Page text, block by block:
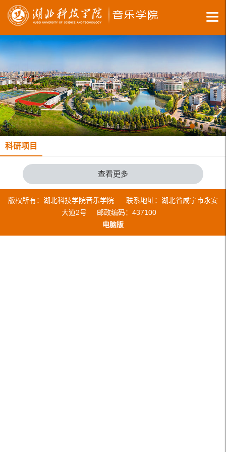
科研项目
查看更多
版权所有：湖北科技学院音乐学院 联系地址：湖北省咸宁市永安
大道2号 邮政编码：437100
电脑版